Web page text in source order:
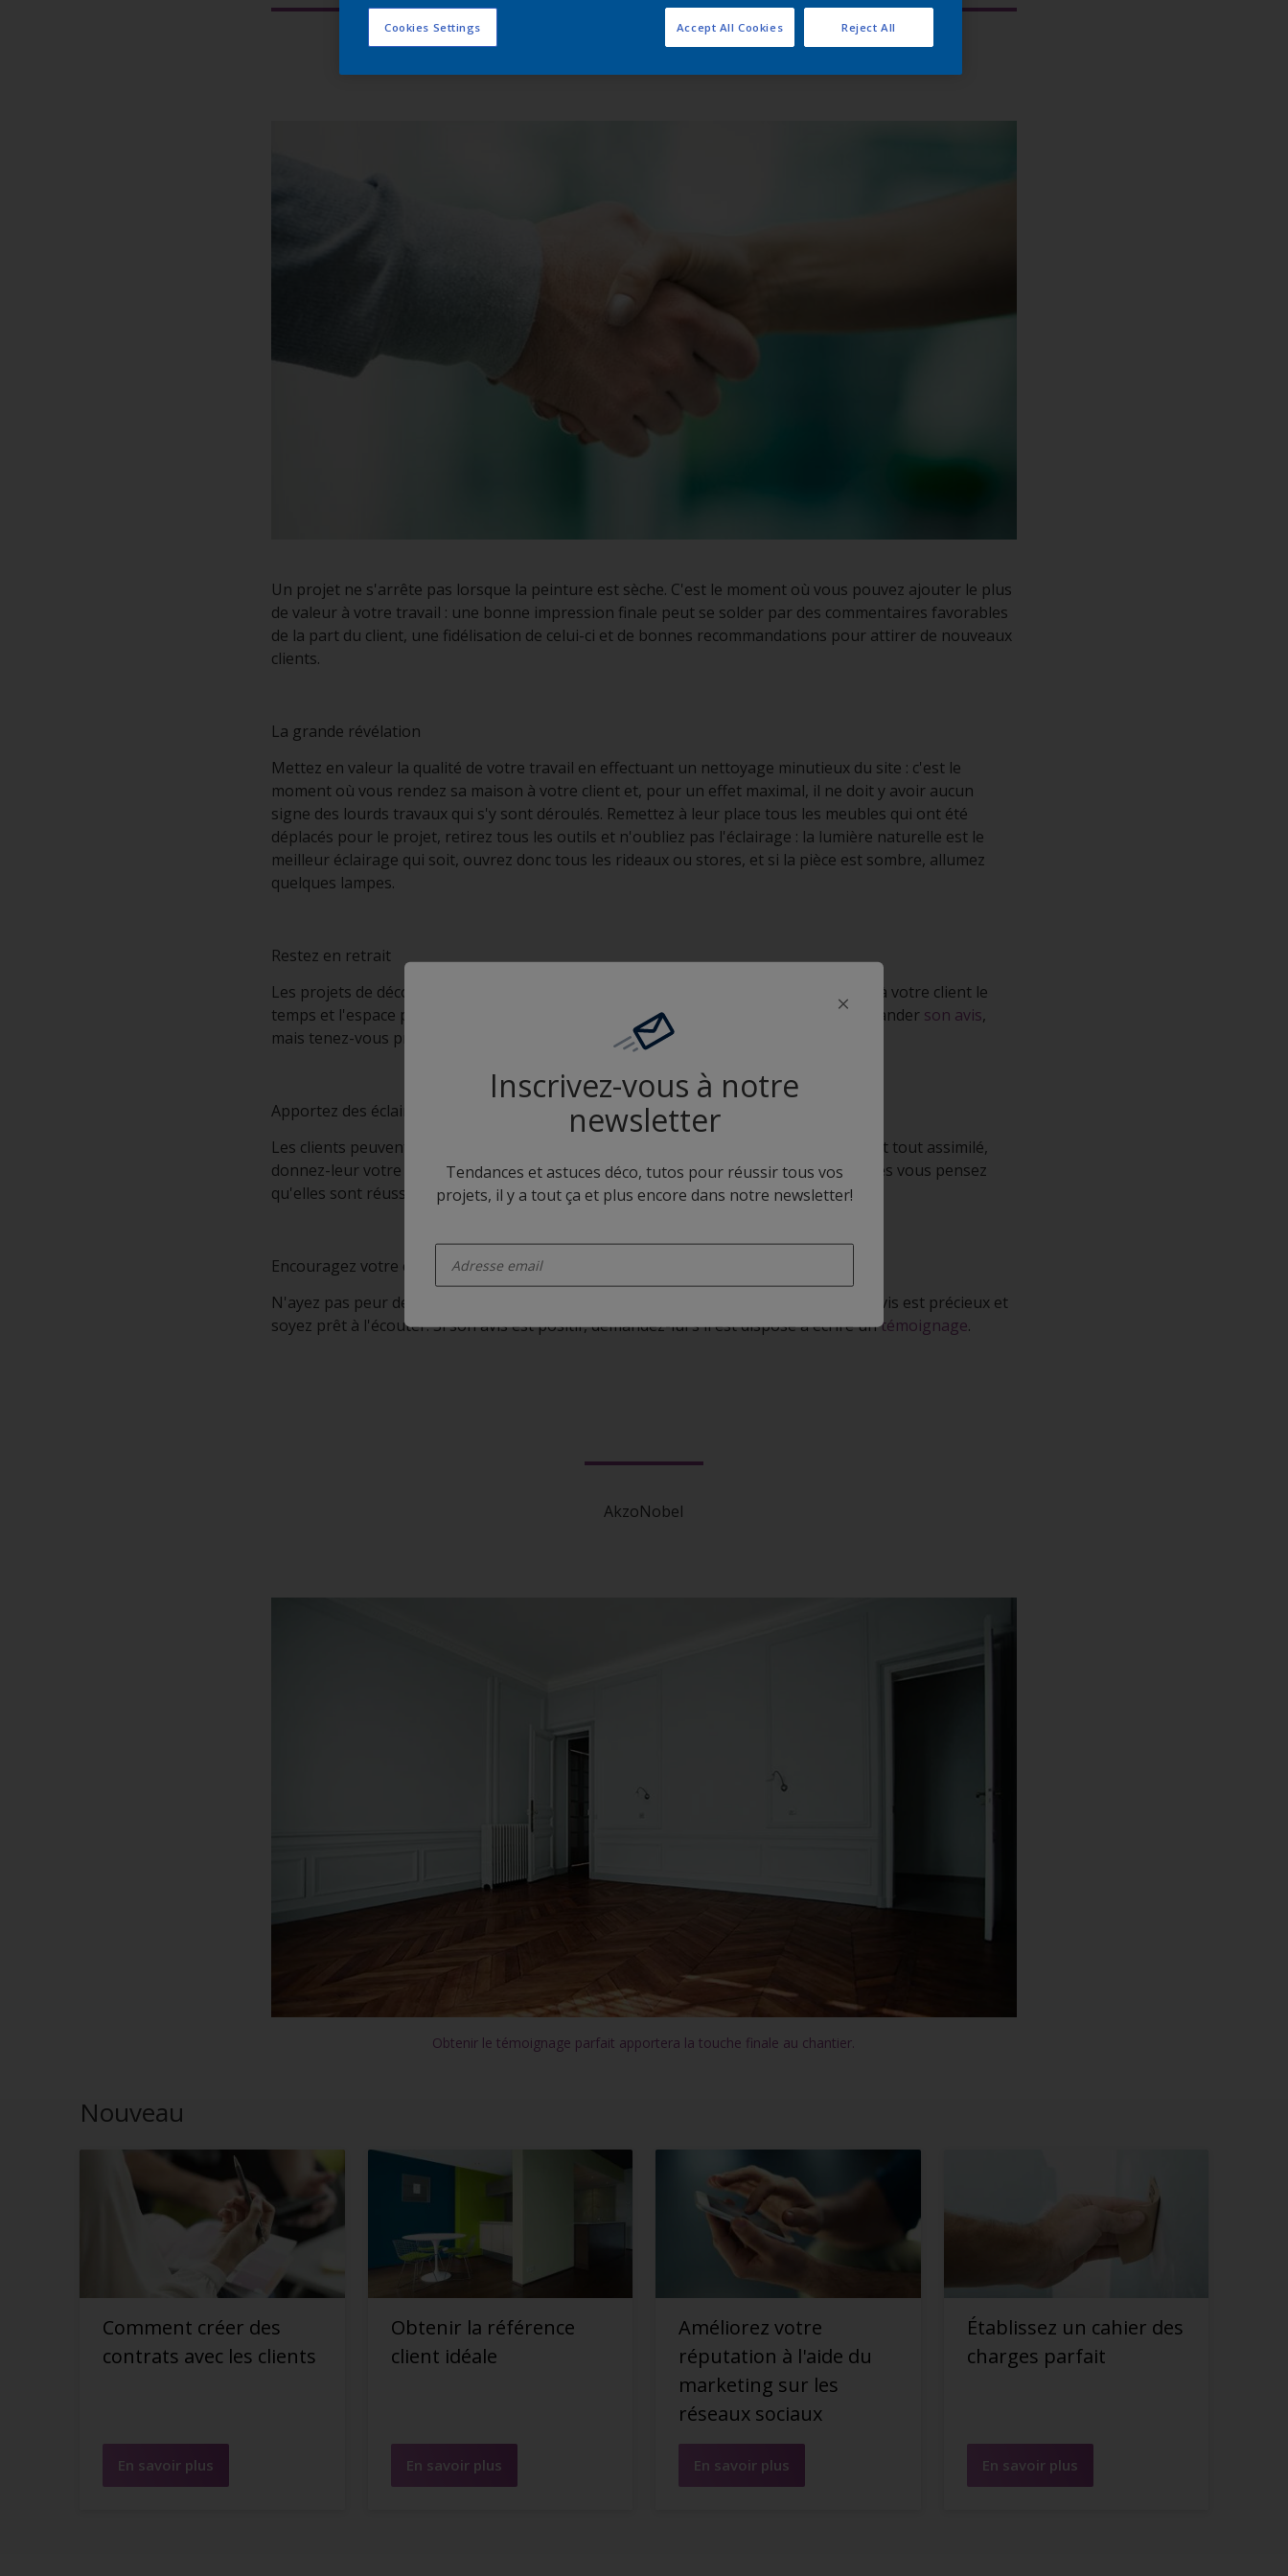
Un projet ne s'arrête pas lorsque la peinture est sèche. C'est le moment où vous pouvez ajouter le plus
de valeur à votre travail : une bonne impression finale peut se solder par des commentaires favorables
de la part du client, une fidélisation de celui-ci et de bonnes recommandations pour attirer de nouveaux
clients.
La grande révélation
Mettez en valeur la qualité de votre travail en effectuant un nettoyage minutieux du site : c'est le
moment où vous rendez sa maison à votre client et, pour un effet maximal, il ne doit y avoir aucun
signe des lourds travaux qui s'y sont déroulés. Remettez à leur place tous les meubles qui ont été
déplacés pour le projet, retirez tous les outils et n'oubliez pas l'éclairage : la lumière naturelle est le
meilleur éclairage qui soit, ouvrez donc tous les rideaux ou stores, et si la pièce est sombre, allumez
quelques lampes.
Restez en retrait
Les projets de décoration intérieure sont des expériences très personnelles. Laissez à votre client le
temps et l'espace pour examiner le travail terminé. Ne soyez pas trop pressé de demander son avis,
mais tenez-vous prêt à écouter ses réactions.
Apportez des éclaircissements
Les clients peuvent être anxieux lorsqu'ils voient un projet terminé. Une fois qu'ils ont tout assimilé,
donnez-leur votre avis professionnel sur lesfinitionset sur les raisons pour lesquelles vous pensez
qu'elles sont réussies.
Encouragez votre client à donner son avis
N'ayez pas peur de demander l'avis de votre client. Dites à votre client combien son avis est précieux et
soyez prêt à l'écouter. Si son avis est positif, demandez-lui s'il est disposé à écrire untémoignage.
AkzoNobel
Obtenir le témoignage parfait apportera la touche finale au chantier.
Nouveau
Comment créer des
contrats avec les clients
En savoir plus
Obtenir la référence
client idéale
En savoir plus
Améliorez votre
réputation à l'aide du
marketing sur les
réseaux sociaux
En savoir plus
Établissez un cahier des
charges parfait
En savoir plus
Inscrivez-vous à notre
newsletter
Tendances et astuces déco, tutos pour réussir tous vos
projets, il y a tout ça et plus encore dans notre newsletter!
Cookies Settings Reject All
Accept All Cookies